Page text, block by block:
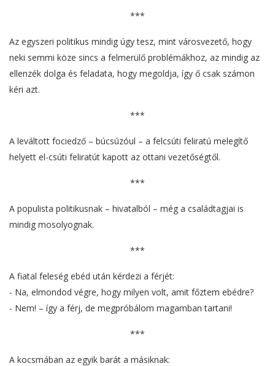
***
Az egyszeri politikus mindig úgy tesz, mint városvezető, hogy
neki semmi köze sincs a felmerülő problémákhoz, az mindig az
ellenzék dolga és feladata, hogy megoldja, így ő csak számon
kéri azt.
***
A leváltott fociedző – búcsúzóul – a felcsúti feliratú melegítő
helyett el-csúti feliratút kapott az ottani vezetőségtől.
***
A populista politikusnak – hivatalból – még a családtagjai is
mindig mosolyognak.
***
A fiatal feleség ebéd után kérdezi a férjét:
- Na, elmondod végre, hogy milyen volt, amit főztem ebédre?
- Nem! – így a férj, de megpróbálom magamban tartani!
***
A kocsmában az egyik barát a másiknak: